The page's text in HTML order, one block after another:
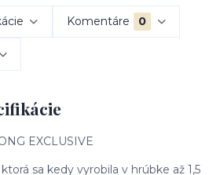
Komentáre 0
EXCLUSIVE
sa kedy vyrobila v hrúbke až 1,5